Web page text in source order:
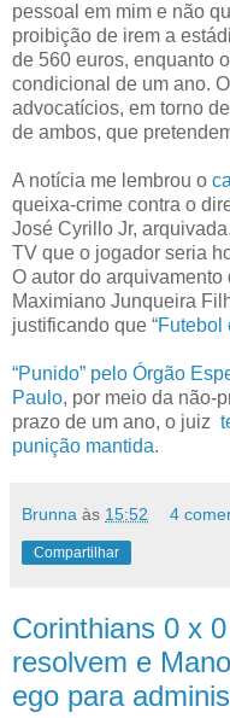
pessoal em mim e não
proibição de irem a
de 560 euros, enquanto
condicional de um ano.
advocatícios, em torno
de ambos, que
A notícia me lembrou o
queixa-crime contra o
José Cyrillo Jr,
TV que o jogador seria
O autor do
Maximiano Junqueira
justificando que “Futebol
“Punido” pelo Órgão
Paulo, por meio da não-
prazo de um ano, o juiz
punição mantida.
Brunna às 15:52 4
Compartilhar
Corinthians 0 x
resolvem e
ego para